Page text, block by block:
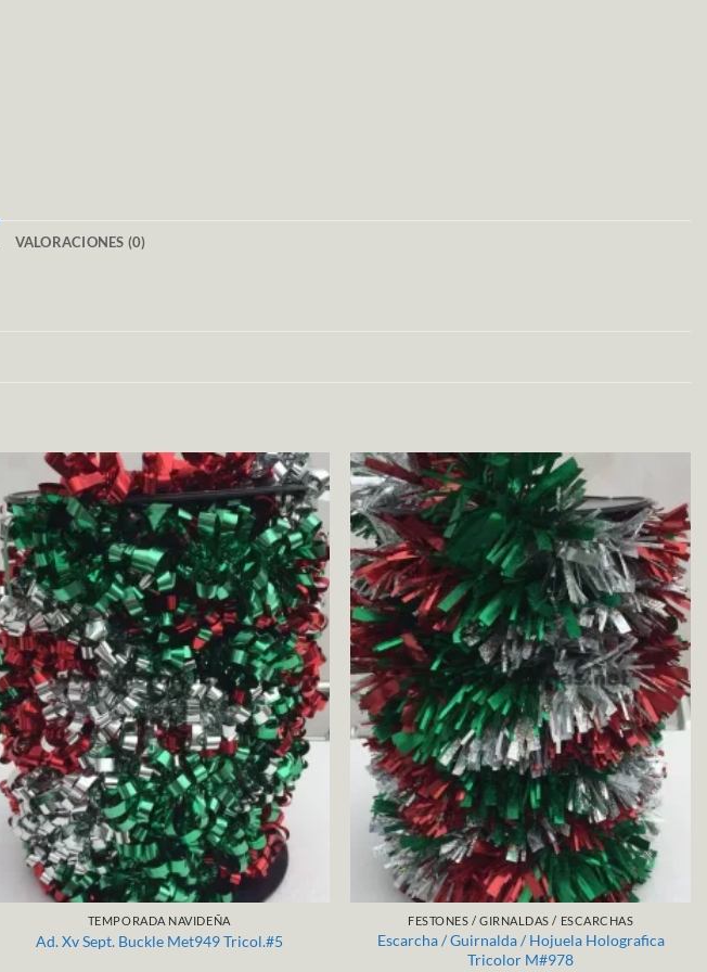
VALORACIONES (0)
TEMPORADA NAVIDEÑA
Ad. Xv Sept. Buckle Met949 Tricol.#5
FESTONES / GIRNALDAS / ESCARCHAS
Escarcha / Guirnalda / Hojuela Holografica
Tricolor M#978